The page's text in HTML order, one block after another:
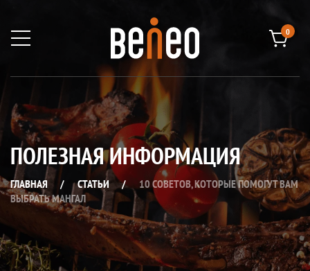
0
ПОЛЕЗНАЯ ИНФОРМАЦИЯ
ГЛАВНАЯ / СТАТЬИ /
10 СОВЕТОВ, КОТОРЫЕ ПОМОГУТ ВАМ
ВЫБРАТЬ МАНГАЛ